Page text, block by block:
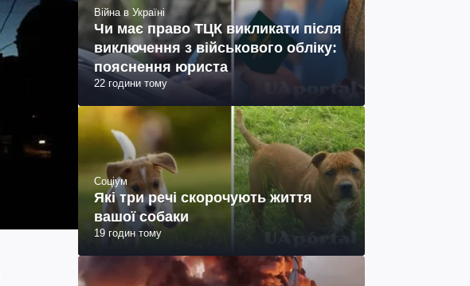
Війна в Україні
Чи має право ТЦК викликати після
виключення з військового обліку:
пояснення юриста
22 години тому
Соціум
Які три речі скорочують життя
вашої собаки
19 годин тому